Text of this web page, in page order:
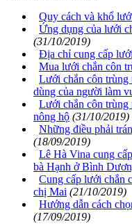
Quy cách và khổ
Ứng dụng của lưới
(31/10/2019)
Địa chỉ cung cấp
Mua lưới chắn côn
Lưới chắn côn trùng
dùng của người làm
Lưới chắn côn trùng
nông hộ (31/10/2019)
Những điều phải
(18/09/2019)
Lê Hà Vina cung
bà Hạnh ở Bình
Cung cấp lưới chắn
chị Mai (21/10/2019)
Hướng dẫn cách
(17/09/2019)